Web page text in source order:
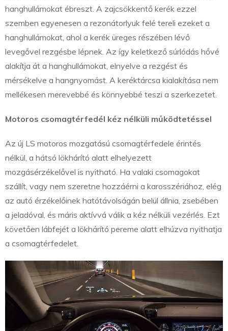
hanghullámokat ébreszt. A zajcsökkentő kerék ezzel
szemben egyenesen a rezonátorlyuk felé tereli ezeket a
hanghullámokat, ahol a kerék üreges részében lévő
levegővel rezgésbe lépnek. Az így keletkező súrlódás hővé
alakítja át a hanghullámokat, elnyelve a rezgést és
mérsékelve a hangnyomást. A keréktárcsa kialakítása nem
mellékesen merevebbé és könnyebbé teszi a szerkezetet.
Motoros csomagtérfedél kéz nélküli működtetéssel
Az új LS motoros mozgatású csomagtérfedele érintés
nélkül, a hátsó lökhárító alatt elhelyezett
mozgásérzékelővel is nyitható. Ha valaki csomagokat
szállít, vagy nem szeretne hozzáérni a karosszériához, elég
az autó érzékelőinek hatótávolságán belül állnia, zsebében
a jeladóval, és máris aktívvá válik a kéz nélküli vezérlés. Ezt
követően lábfejét a lökhárító pereme alatt elhúzva nyithatja
a csomagtérfedelet.